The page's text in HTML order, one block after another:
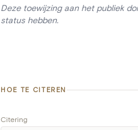
Deze toewijzing aan het publiek
status hebben.
HOE TE CITEREN
Citering